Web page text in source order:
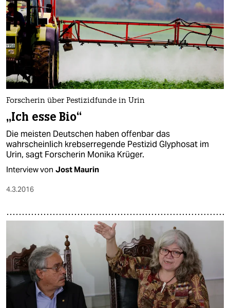
Forscherin über Pestizidfunde in Urin
„Ich esse Bio“
Die meisten Deutschen haben offenbar das
wahrscheinlich krebserregende Pestizid Glyphosat im
Urin, sagt Forscherin Monika Krüger.
Interview von Jost Maurin
4.3.2016